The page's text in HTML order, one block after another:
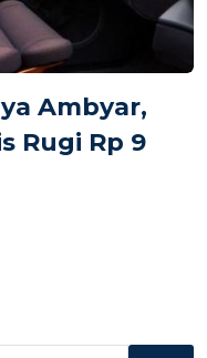
Ambyar,
Rugi Rp 9